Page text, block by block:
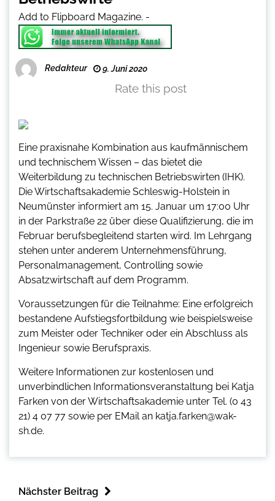
Add to Flipboard Magazine. -
Redakteur 9. Juni 2020
Rate this post
Eine praxisnahe Kombination aus kaufmännischem
und technischem Wissen – das bietet die
Weiterbildung zu technischen Betriebswirten (IHK).
Die Wirtschaftsakademie Schleswig-Holstein in
Neumünster informiert am 15. Januar um 17:00 Uhr
in der Parkstraße 22 über diese Qualifizierung, die im
Februar berufsbegleitend starten wird. Im Lehrgang
stehen unter anderem Unternehmensführung,
Personalmanagement, Controlling sowie
Absatzwirtschaft auf dem Programm.
Voraussetzungen für die Teilnahme: Eine erfolgreich
bestandene Aufstiegsfortbildung wie beispielsweise
zum Meister oder Techniker oder ein Abschluss als
Ingenieur sowie Berufspraxis.
Weitere Informationen zur kostenlosen und
unverbindlichen Informationsveranstaltung bei Katja
Farken von der Wirtschaftsakademie unter Tel. (0 43
21) 4 07 77 sowie per EMail an katja.farken@wak-
sh.de.
Nächster Beitrag